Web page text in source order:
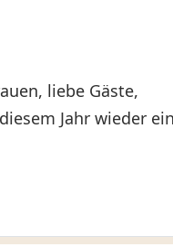
liebe Gäste,
Jahr wieder